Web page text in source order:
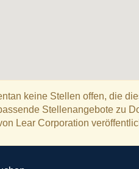
keine Stellen offen, die
Stellenangebote zu
Lear Corporation